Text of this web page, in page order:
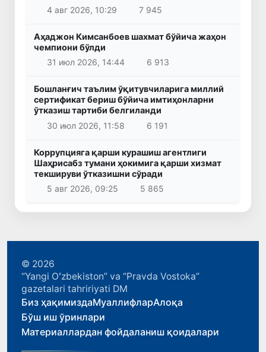
4 авг 2026, 10:29
7 945
Аҳаджон Кимсанбоев шахмат бўйича жаҳон
чемпиони бўлди
31 июл 2026, 14:44
6 913
Бошланғич таълим ўқитувчиларига миллий
сертификат бериш бўйича имтиҳонларни
ўтказиш тартиби белгиланди
30 июл 2026, 11:58
6 191
Коррупцияга қарши курашиш агентлиги
Шаҳрисабз тумани ҳокимига қарши хизмат
текшируви ўтказишни сўради
5 авг 2026, 09:25
5 865
© 2026
“Yangi Oʻzbekiston” va “Pravda Vostoka”
gazetalari tahririyati DM
Биз ҳақимиздаМуаллифларАлоқа
Бўш иш ўринлари
Материаллардан фойдаланиш қоидалари